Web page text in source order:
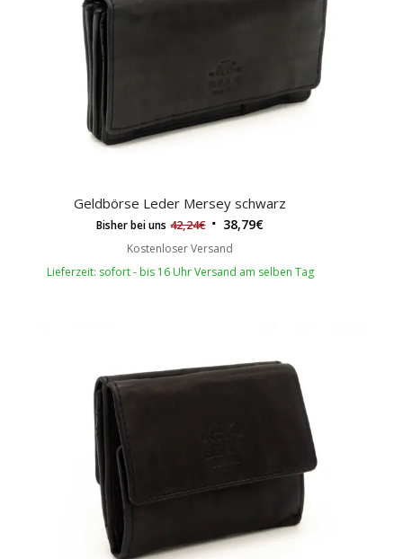
Geldbörse Leder Mersey schwarz
Bisher bei uns 42,24€ 38,79€
Kostenloser Versand
Lieferzeit: sofort - bis 16 Uhr Versand am selben Tag